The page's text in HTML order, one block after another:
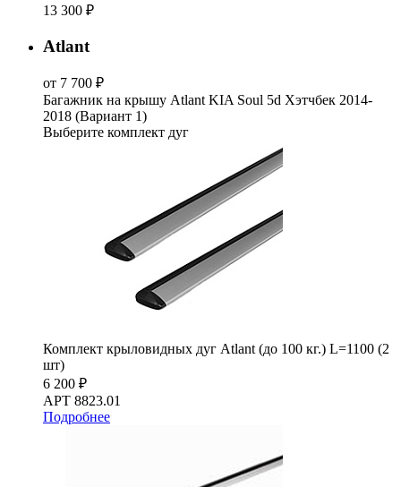
13 300 ₽
Atlant
от 7 700 ₽
Багажник на крышу Atlant KIA Soul 5d Хэтчбек 2014-
2018 (Вариант 1)
Выберите комплект дуг
Комплект крыловидных дуг Atlant (до 100 кг.) L=1100 (2
шт)
6 200 ₽
АРТ 8823.01
Подробнее